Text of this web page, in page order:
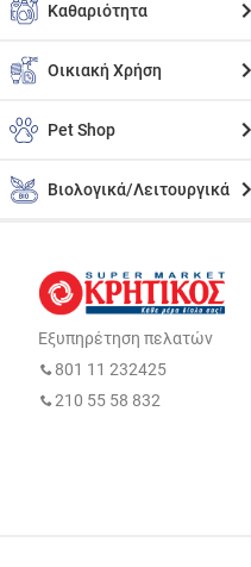
Καθαριότητα
Οικιακή Χρήση
Pet Shop
Βιολογικά/Λειτουργικά
Εξυπηρέτηση πελατών
801 11 232425
210 55 58 832